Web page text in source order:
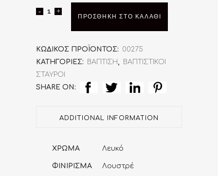
Λευκόχρυσος
-
Βαπτιστικός
Σταύρος
ΠΡΟΣΘΉΚΗ ΣΤΟ ΚΑΛΆΘΙ
ΚΩΔΙΚΌΣ ΠΡΟΪΌΝΤΟΣ: 00275
ΚΑΤΗΓΟΡΊΕΣ:
ΒΑΠΤΙΣΗ
ΒΑΠΤΙΣΤΙΚΟΙ
ΣΤΑΥΡΟΙ
SHARE ON:
ADDITIONAL INFORMATION
ΧΡΩΜΑ Λευκό
ΦΙΝΙΡΙΣΜΑ Λουστρέ